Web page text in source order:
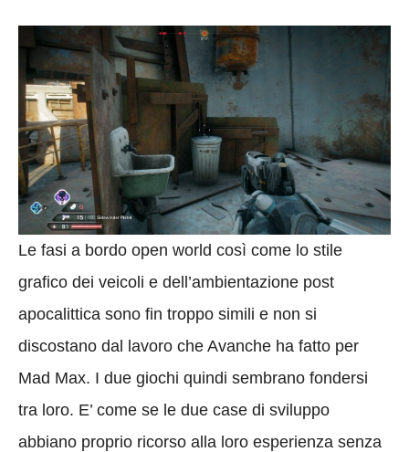
Le fasi a bordo open world così come lo stile
grafico dei veicoli e dell’ambientazione post
apocalittica sono fin troppo simili e non si
discostano dal lavoro che Avanche ha fatto per
Mad Max. I due giochi quindi sembrano fondersi
tra loro. E’ come se le due case di sviluppo
abbiano proprio ricorso alla loro esperienza senza